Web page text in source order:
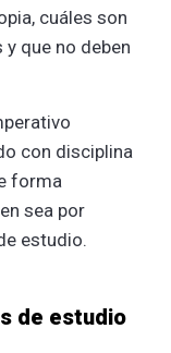
cuáles son
que no deben
con disciplina
forma
sea por
estudio.
de estudio